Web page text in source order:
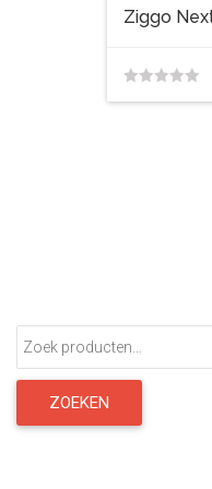
Ziggo
Zoeken
naar:
ZOEKEN